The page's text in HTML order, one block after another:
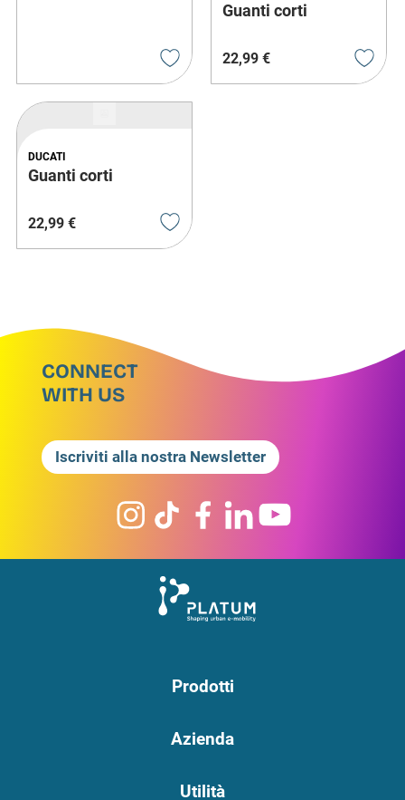
Guanti corti
22,99 €
DUCATI
Guanti corti
22,99 €
CONNECT
WITH US
Iscriviti alla nostra Newsletter
Prodotti
Azienda
Utilità